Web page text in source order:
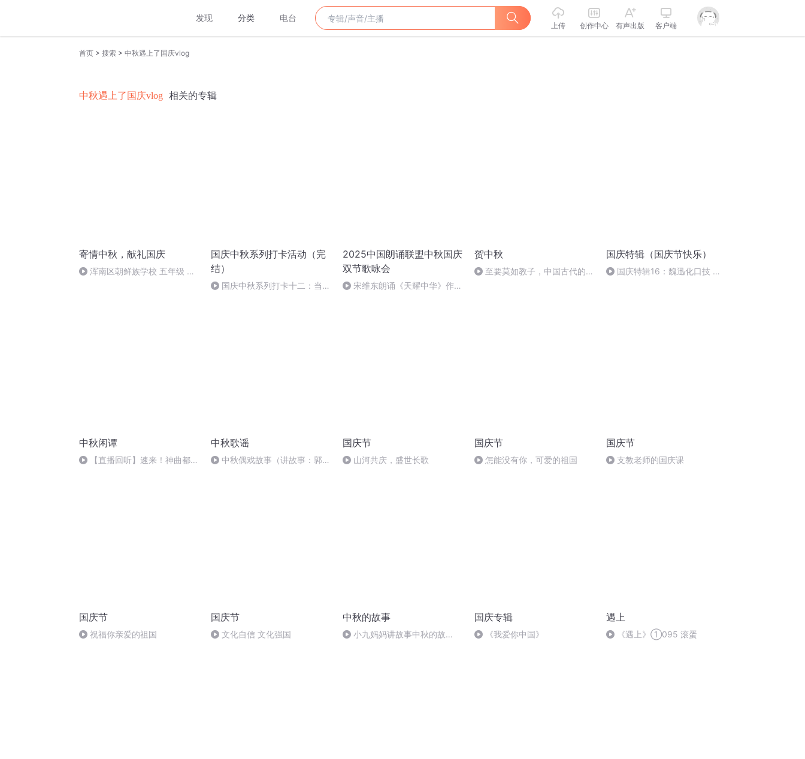
发现 分类 电台
上传 创作中心 有声出版 客户端
首页 > 搜索 > 中秋遇上了国庆vlog
中秋遇上了国庆vlog 相关的专辑
寄情中秋，献礼国庆
浑南区朝鲜族学校 五年级 孙
国庆中秋系列打卡活动（完
结）
国庆中秋系列打卡十二：当阳
2025中国朗诵联盟中秋国庆
双节歌咏会
宋维东朗诵《天耀中华》作
贺中秋
至要莫如教子，中国古代的家
国庆特辑（国庆节快乐）
国庆特辑16：魏迅化口技 二
中秋闲谭
【直播回听】速来！神曲都会
中秋歌谣
中秋偶戏故事（讲故事：郭
国庆节
山河共庆，盛世长歌
国庆节
怎能没有你，可爱的祖国
国庆节
支教老师的国庆课
国庆节
祝福你亲爱的祖国
国庆节
文化自信 文化强国
中秋的故事
小九妈妈讲故事中秋的故
国庆专辑
《我爱你中国》
遇上
《遇上》①095 滚蛋